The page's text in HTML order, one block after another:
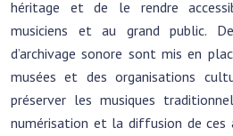
héritage et de le rendre
musiciens et au grand public.
d’archivage sonore sont mis en
musées et des organisations
préserver les musiques
numérisation et la diffusion de ces